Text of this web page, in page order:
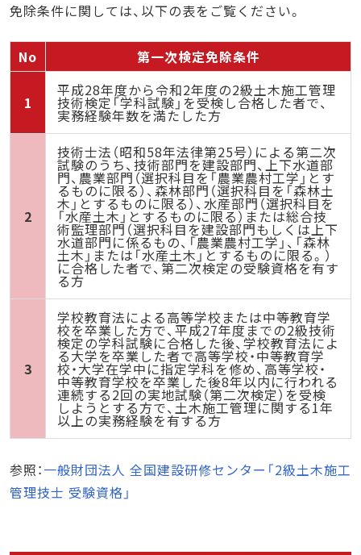
免除条件に関しては、以下の表をご覧ください。
No 第一次検定免除条件
1
平成28年度から令和2年度の2級土木施工管理
技術検定「学科試験」を受検し合格した者で、
実務経験年数を満たした方
2
技術士法（昭和58年法律第25号）による第二次
試験のうち、技術部門を建設部門、上下水道部
門、農業部門（選択科目を「農業農村工学」とす
るものに限る）、森林部門（選択科目を「森林土
木」とするものに限る）、水産部門（選択科目を
「水産土木」とするものに限る）または総合技
術監理部門（選択科目を建設部門もしくは上下
水道部門に係るもの、「農業農村工学」、「森林
土木」または「水産土木」とするものに限る。）
に合格した者で、第二次検定の受験資格を有す
る方
3
学校教育法による高等学校または中等教育学
校を卒業した方で、平成27年度までの2級技術
検定の学科試験に合格した後、学校教育法によ
る大学を卒業した者で高等学校・中等教育学
校・大学在学中に指定学科を修め、高等学校・
中等教育学校を卒業した後8年以内に行われる
連続する2回の実地試験（第二次検定）を受検
しようとする方で、土木施工管理に関する1年
以上の実務経験を有する方
参照：一般財団法人 全国建設研修センター「2級土木施工
管理技士 受験資格」